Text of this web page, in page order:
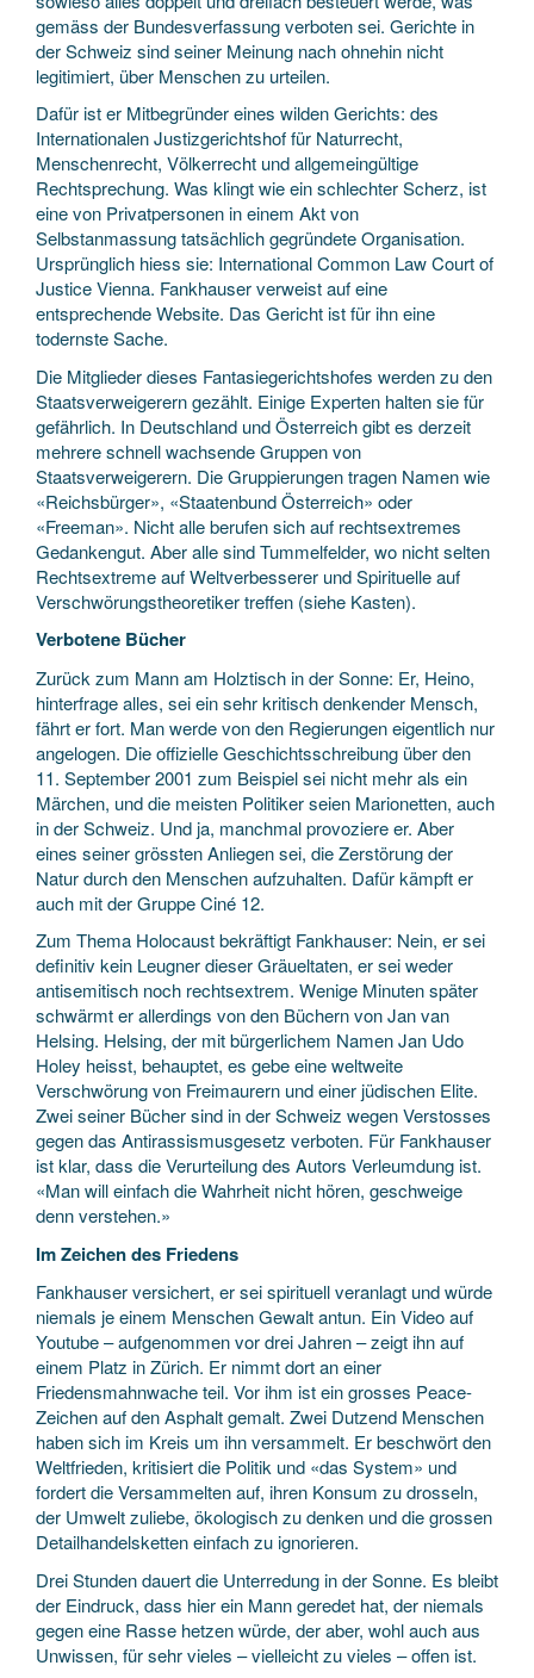
gemäss der Bundesverfassung verboten sei. Gerichte in
der Schweiz sind seiner Meinung nach ohnehin nicht
legitimiert, über Menschen zu urteilen.
Dafür ist er Mitbegründer eines wilden Gerichts: des
Internationalen Justizgerichtshof für Naturrecht,
Menschenrecht, Völkerrecht und allgemeingültige
Rechtsprechung. Was klingt wie ein schlechter Scherz, ist
eine von Privatpersonen in einem Akt von
Selbstanmassung tatsächlich gegründete Organisation.
Ursprünglich hiess sie: International Common Law Court of
Justice Vienna. Fankhauser verweist auf eine
entsprechende Website. Das Gericht ist für ihn eine
todernste Sache.
Die Mitglieder dieses Fantasiegerichtshofes werden zu den
Staatsverweigerern gezählt. Einige Experten halten sie für
gefährlich. In Deutschland und Österreich gibt es derzeit
mehrere schnell wachsende Gruppen von
Staatsverweigerern. Die Gruppierungen tragen Namen wie
«Reichsbürger», «Staatenbund Österreich» oder
«Freeman». Nicht alle berufen sich auf rechtsextremes
Gedankengut. Aber alle sind Tummelfelder, wo nicht selten
Rechtsextreme auf Weltverbesserer und Spirituelle auf
Verschwörungstheoretiker treffen (siehe Kasten).
Verbotene Bücher
Zurück zum Mann am Holztisch in der Sonne: Er, Heino,
hinterfrage alles, sei ein sehr kritisch denkender Mensch,
fährt er fort. Man werde von den Regierungen eigentlich nur
angelogen. Die offizielle Geschichtsschreibung über den
11. September 2001 zum Beispiel sei nicht mehr als ein
Märchen, und die meisten Politiker seien Marionetten, auch
in der Schweiz. Und ja, manchmal provoziere er. Aber
eines seiner grössten Anliegen sei, die Zerstörung der
Natur durch den Menschen aufzuhalten. Dafür kämpft er
auch mit der Gruppe Ciné 12.
Zum Thema Holocaust bekräftigt Fankhauser: Nein, er sei
definitiv kein Leugner dieser Gräueltaten, er sei weder
antisemitisch noch rechtsextrem. Wenige Minuten später
schwärmt er allerdings von den Büchern von Jan van
Helsing. Helsing, der mit bürgerlichem Namen Jan Udo
Holey heisst, behauptet, es gebe eine weltweite
Verschwörung von Freimaurern und einer jüdischen Elite.
Zwei seiner Bücher sind in der Schweiz wegen Verstosses
gegen das Antirassismusgesetz verboten. Für Fankhauser
ist klar, dass die Verurteilung des Autors Verleumdung ist.
«Man will einfach die Wahrheit nicht hören, geschweige
denn verstehen.»
Im Zeichen des Friedens
Fankhauser versichert, er sei spirituell veranlagt und würde
niemals je einem Menschen Gewalt antun. Ein Video auf
Youtube – aufgenommen vor drei Jahren – zeigt ihn auf
einem Platz in Zürich. Er nimmt dort an einer
Friedensmahnwache teil. Vor ihm ist ein grosses Peace-
Zeichen auf den Asphalt gemalt. Zwei Dutzend Menschen
haben sich im Kreis um ihn versammelt. Er beschwört den
Weltfrieden, kritisiert die Politik und «das System» und
fordert die Versammelten auf, ihren Konsum zu drosseln,
der Umwelt zuliebe, ökologisch zu denken und die grossen
Detailhandelsketten einfach zu ignorieren.
Drei Stunden dauert die Unterredung in der Sonne. Es bleibt
der Eindruck, dass hier ein Mann geredet hat, der niemals
gegen eine Rasse hetzen würde, der aber, wohl auch aus
Unwissen, für sehr vieles – vielleicht zu vieles – offen ist.